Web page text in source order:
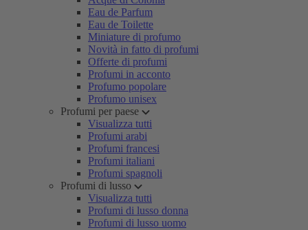
Eau de Parfum
Eau de Toilette
Miniature di profumo
Novità in fatto di profumi
Offerte di profumi
Profumi in acconto
Profumo popolare
Profumo unisex
Profumi per paese
Visualizza tutti
Profumi arabi
Profumi francesi
Profumi italiani
Profumi spagnoli
Profumi di lusso
Visualizza tutti
Profumi di lusso donna
Profumi di lusso uomo